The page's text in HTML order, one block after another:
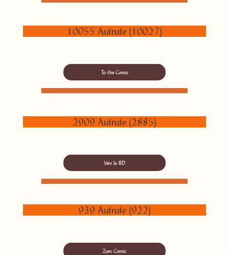
10055 Aufrufe (10027)
To the Comic
2909 Aufrufe (2885)
Vers la BD
939 Aufrufe (922)
Zum Comic